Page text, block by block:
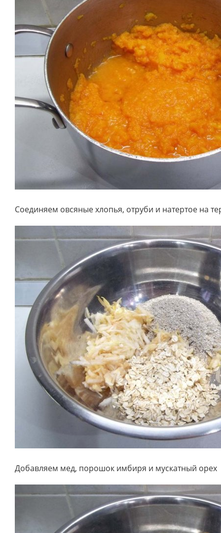
Соединяем овсяные хлопья, отруби и натертое на
Добавляем мед, порошок имбиря и мускатный орех